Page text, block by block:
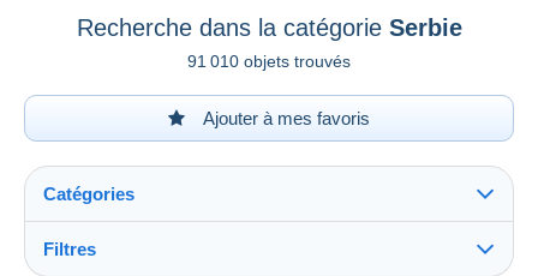
Recherche dans la catégorie Serbie
91 010 objets trouvés
Ajouter à mes favoris
Catégories
Filtres